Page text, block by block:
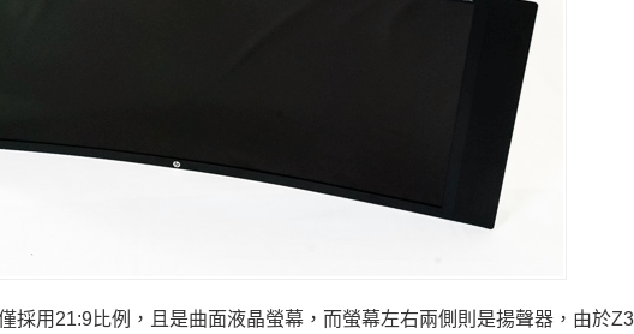
採用21:9比例，且是曲面液晶螢幕，而螢幕左右兩側則是揚聲器，由於